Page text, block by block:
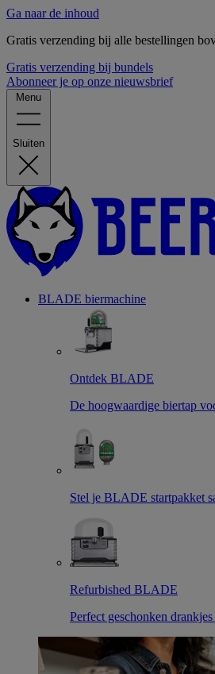
Ga naar de inhoud
Gratis verzending bij alle bestellingen
Gratis verzending bij bundels
Abonneer je op onze nieuwsbrief
Menu
Sluiten
BLADE biermachine
Ontdek BLADE
De hoogwaardige biertap
Stel je BLADE startpakket
Refurbished BLADE
Perfect geschonken